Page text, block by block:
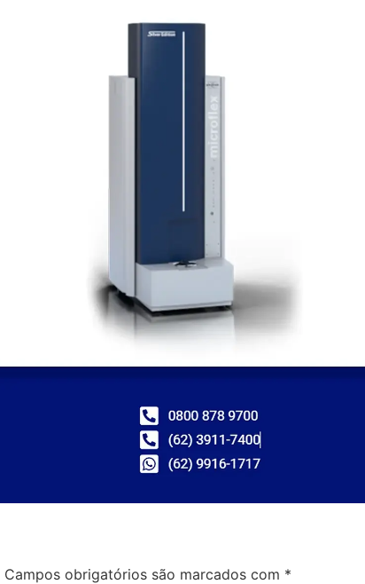
Campos obrigatórios são marcados com *